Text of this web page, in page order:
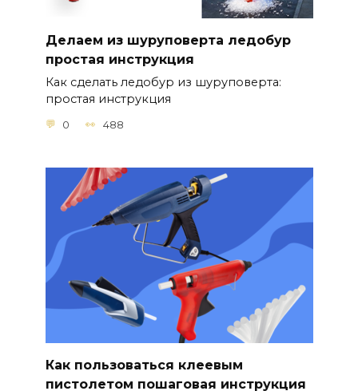
Делаем из шуруповерта ледобур
простая инструкция
Как сделать ледобур из шуруповерта:
простая инструкция
0 488
Как пользоваться клеевым
пистолетом пошаговая инструкция